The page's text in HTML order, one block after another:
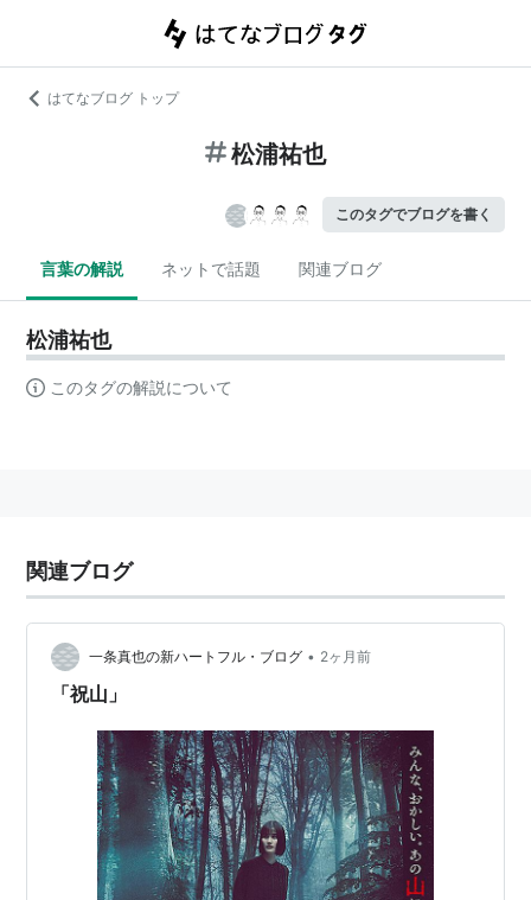
はてなブログ トップ
松浦祐也
このタグでブログを書く
言葉の解説 ネットで話題 関連ブログ
松浦祐也
このタグの解説について
関連ブログ
一条真也の新ハートフル・ブログ • 2ヶ月前
「祝山」